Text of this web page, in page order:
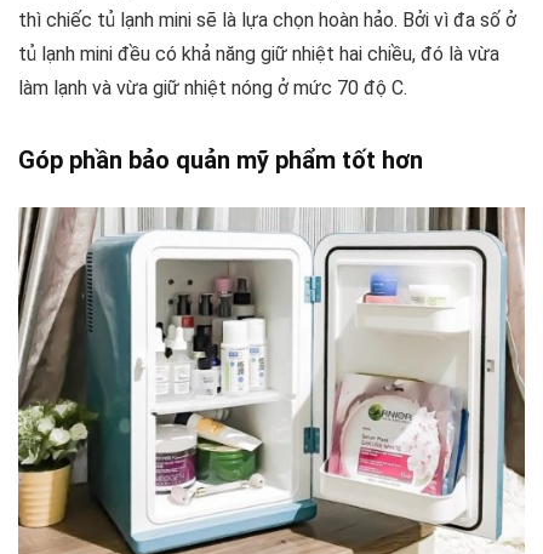
thì chiếc tủ lạnh mini sẽ là lựa chọn hoàn hảo. Bởi vì đa số ở
tủ lạnh mini đều có khả năng giữ nhiệt hai chiều, đó là vừa
làm lạnh và vừa giữ nhiệt nóng ở mức 70 độ C.
Góp phần bảo quản mỹ phẩm tốt hơn